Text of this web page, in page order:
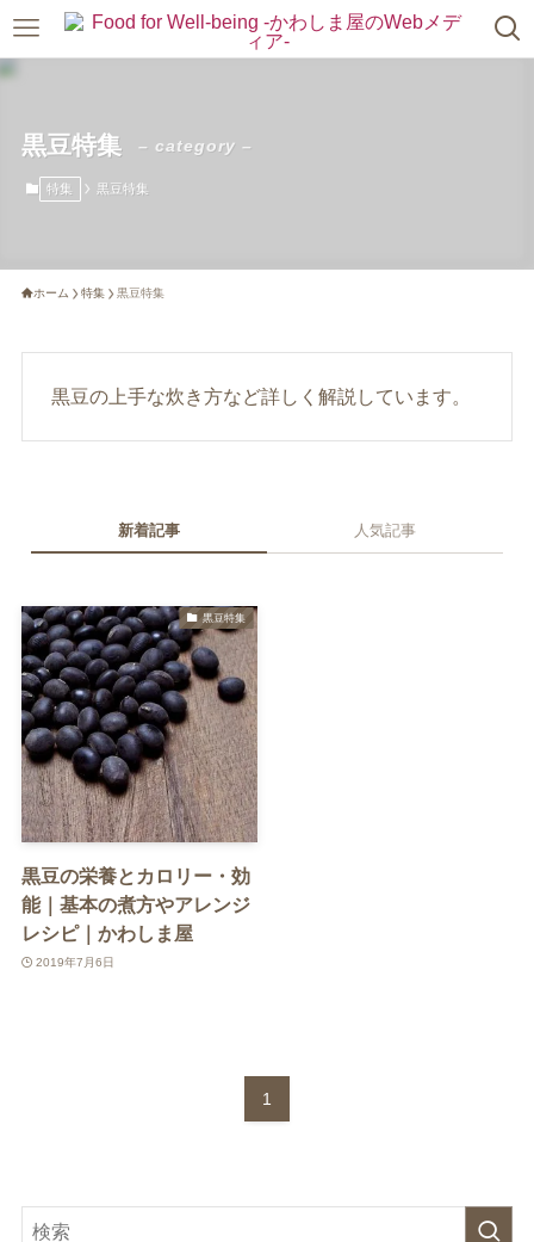
黒豆特集 – category –
特集 黒豆特集
ホーム 特集 黒豆特集
黒豆の上手な炊き方など詳しく解説しています。
新着記事 人気記事
黒豆特集
黒豆の栄養とカロリー・効
能｜基本の煮方やアレンジ
レシピ｜かわしま屋
2019年7月6日
1